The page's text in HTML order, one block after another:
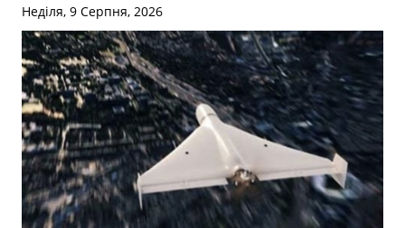
Неділя, 9 Серпня, 2026